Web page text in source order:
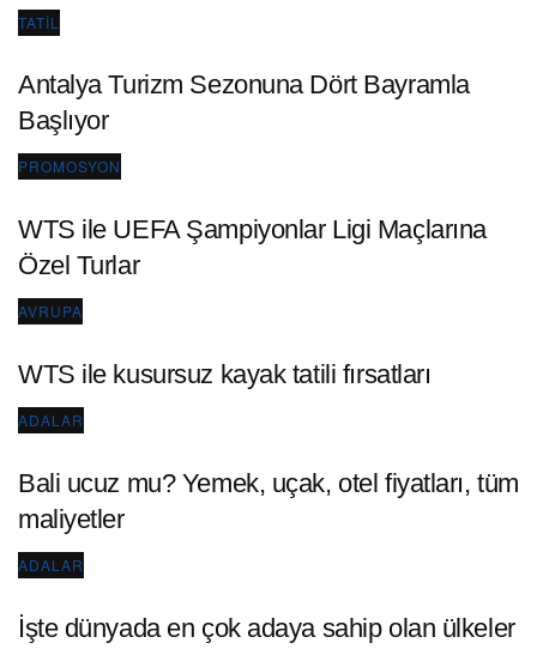
TATIL
Antalya Turizm Sezonuna Dört Bayramla
Başlıyor
PROMOSYON
WTS ile UEFA Şampiyonlar Ligi Maçlarına
Özel Turlar
AVRUPA
WTS ile kusursuz kayak tatili fırsatları
ADALAR
Bali ucuz mu? Yemek, uçak, otel fiyatları, tüm
maliyetler
ADALAR
İşte dünyada en çok adaya sahip olan ülkeler